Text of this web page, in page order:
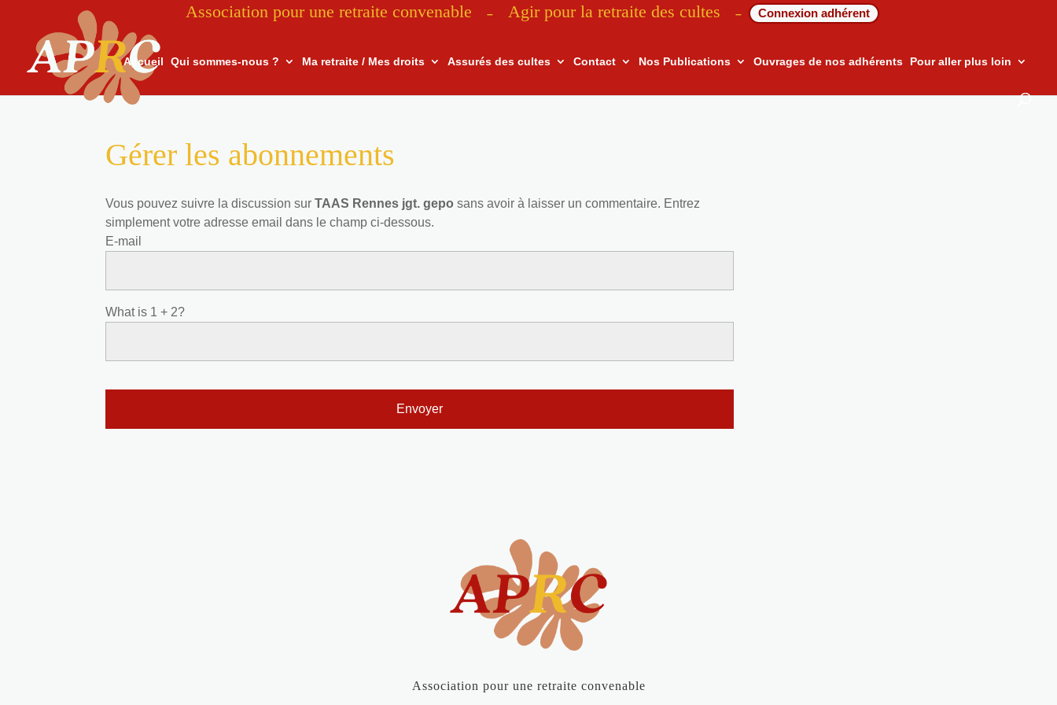
Association pour une retraite convenable – Agir pour la retraite des cultes – Connexion adhérent
Accueil Qui sommes-nous ? Ma retraite / Mes droits Assurés des cultes Contact Nos Publications Ouvrages de nos adhérents Pour aller plus loin
Gérer les abonnements
Vous pouvez suivre la discussion surTAAS Rennes jgt. gepo sans avoir à laisser un commentaire. Entrez
simplement votre adresse email dans le champ ci-dessous.
E-mail
What is 1 + 2?
Association pour une retraite convenable